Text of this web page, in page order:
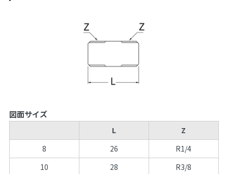
図面サイズ
L
Z
8
26
R1/4
10
28
R3/8